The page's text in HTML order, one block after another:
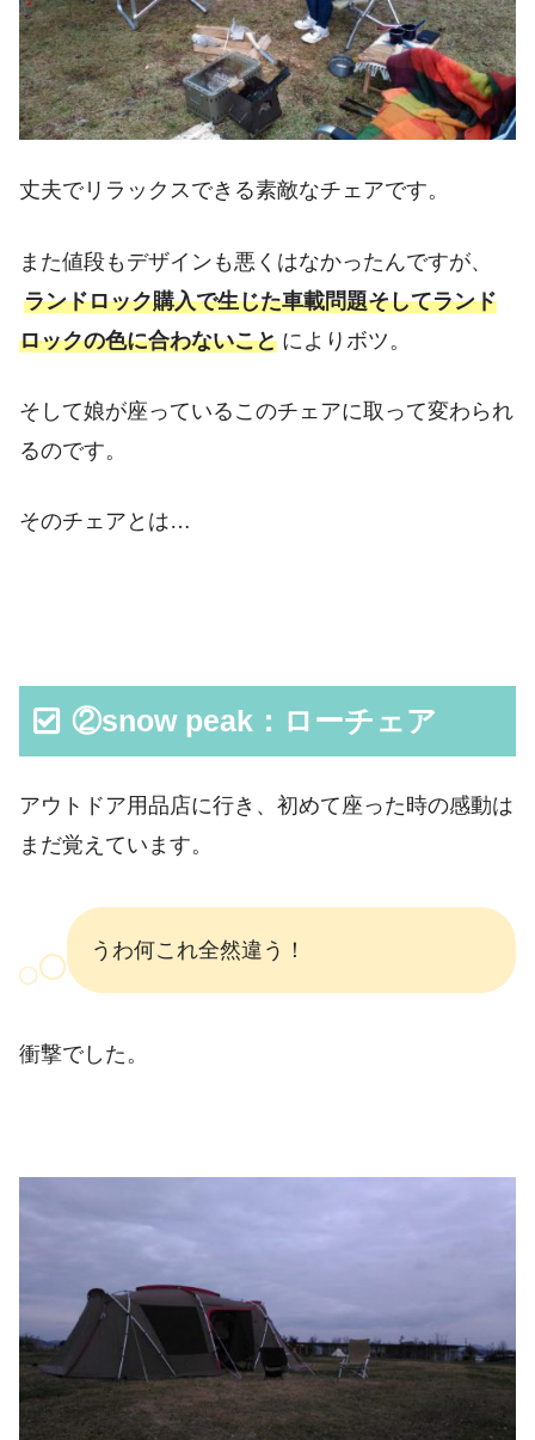
丈夫でリラックスできる素敵なチェアです。
また値段もデザインも悪くはなかったんですが、
ランドロック購入で生じた車載問題そしてランド
ロックの色に合わないこと によりボツ。
そして娘が座っているこのチェアに取って変わられ
るのです。
そのチェアとは…
②snow peak：ローチェア
アウトドア用品店に行き、初めて座った時の感動は
まだ覚えています。
うわ何これ全然違う！
衝撃でした。